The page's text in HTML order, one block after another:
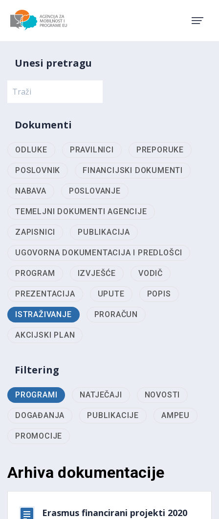
Unesi pretragu
Dokumenti
ODLUKE PRAVILNICI PREPORUKE
POSLOVNIK FINANCIJSKI DOKUMENTI
NABAVA POSLOVANJE
TEMELJNI DOKUMENTI AGENCIJE
ZAPISNICI PUBLIKACIJA
UGOVORNA DOKUMENTACIJA I PREDLOŠCI
PROGRAM IZVJEŠĆE VODIČ
PREZENTACIJA UPUTE POPIS
ISTRAŽIVANJE PRORAČUN
AKCIJSKI PLAN
Filtering
PROGRAMI NATJEČAJI NOVOSTI
DOGAĐANJA PUBLIKACIJE AMPEU
PROMOCIJE
Arhiva dokumentacije
Erasmus financirani projekti 2020